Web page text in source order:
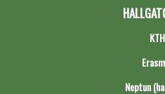
KTH
Neptun